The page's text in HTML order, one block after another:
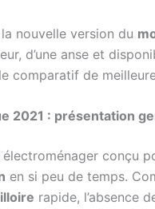
nouvelle version du
d’une anse et
comparatif de
2021 : présentation
électroménager conçu
en si peu de temps.
rapide, l’absence